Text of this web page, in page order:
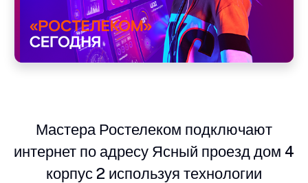
Мастера Ростелеком подключают
интернет по адресу Ясный проезд дом 4
корпус 2 используя технологии